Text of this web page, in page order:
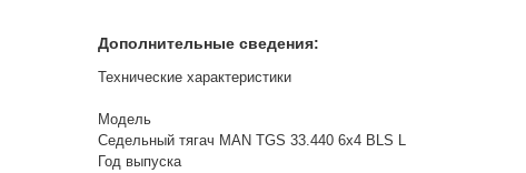
Дополнительные сведения:
Технические характеристики
Модель
Седельный тягач MAN TGS 33.440 6х4 BLS L
Год выпуска